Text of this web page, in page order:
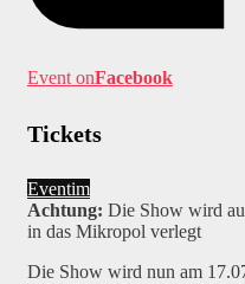
Event onFacebook
Tickets
Eventim
Achtung: Die Show wird
in das Mikropol verlegt
Die Show wird nun am